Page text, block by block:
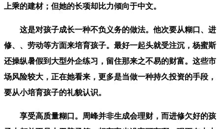
上乘的建材；但她的长项却比力倾向于中文。
这是对孩子成长一种不负义务的做法。他次要从糊口、进
修、、劳动等方面来培育孩子。最好一起头就受注沉，杨蜜斯
还操纵暑假到大型外企练习，留住那来之不易的财富。这些市
场风险较大，正在她看来，更多是当做一种持久投资的手段，
要从小培育孩子的礼貌认识。
享受高质量糊口。周峰并非生成会理财，而进修欠好的孩